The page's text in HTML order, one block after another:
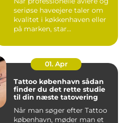
seriøse haveejere taler om
kvalitet i køkkenhaven eller
på marken, star...
01. Apr
Tattoo københavn sådan
finder du det rette studie
til din næste tatovering
Når man søger efter Tattoo
københavn, møder man et